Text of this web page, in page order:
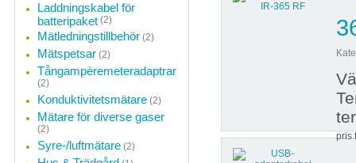
pris
Laddningskabel för
batteripaket (2)
Mätledningstillbehör (2)
Mätspetsar (2)
Tångampèremeteradaptrar
(2)
Konduktivitetsmätare (2)
Mätare för diverse gaser
(2)
Syre-/luftmätare (2)